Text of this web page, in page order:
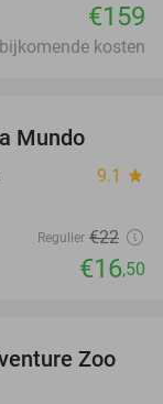
€159
kosten
Mundo
9.1 star
Regulier €22
€16,50
24%
Zoo